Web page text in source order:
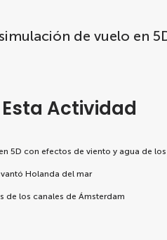
de vuelo en
Esta Actividad
5D con efectos de viento y agua de los
Holanda del mar
de los canales de Ámsterdam